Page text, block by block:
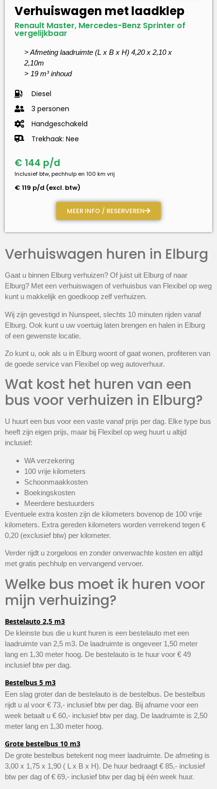
Verhuiswagen met laadklep
Renault Master, Mercedes-Benz Sprinter of
vergelijkbaar
> Afmeting laadruimte (L x B x H) 4,20 x 2,10 x
2,10m
> 19 m³ inhoud
Diesel
3 personen
Handgeschakeld
Trekhaak: Nee
€ 144 p/d
Inclusief btw, pechhulp en 100 km vrij
€ 119 p/d (excl. btw)
MEER INFO / RESERVEREN
Verhuiswagen huren in Elburg
Gaat u binnen Elburg verhuizen? Of juist uit Elburg of naar
Elburg? Met een verhuiswagen of verhuisbus van Flexibel op weg
kunt u makkelijk en goedkoop zelf verhuizen.
Wij zijn gevestigd in Nunspeet, slechts 10 minuten rijden vanaf
Elburg. Ook kunt u uw voertuig laten brengen en halen in Elburg
of een gewenste locatie.
Zo kunt u, ook als u in Elburg woont of gaat wonen, profiteren van
de goede service van Flexibel op weg autoverhuur.
Wat kost het huren van een
bus voor verhuizen in Elburg?
U huurt een bus voor een vaste vanaf prijs per dag. Elke type bus
heeft zijn eigen prijs, maar bij Flexibel op weg huurt u altijd
inclusief:
WA verzekering
100 vrije kilometers
Schoonmaakkosten
Boekingskosten
Meerdere bestuurders
Eventuele extra kosten zijn de kilometers bovenop de 100 vrije
kilometers. Extra gereden kilometers worden verrekend tegen €
0,20 (exclusief btw) per kilometer.
Verder rijdt u zorgeloos en zonder onverwachte kosten en altijd
met gratis pechhulp en vervangend vervoer.
Welke bus moet ik huren voor
mijn verhuizing?
Bestelauto 2,5 m3
De kleinste bus die u kunt huren is een bestelauto met een
laadruimte van 2,5 m3. De laadruimte is ongeveer 1,50 meter
lang en 1,30 meter hoog. De bestelauto is te huur voor € 49
inclusief btw per dag.
Bestelbus 5 m3
Een slag groter dan de bestelauto is de bestelbus. De bestelbus
rijdt u al voor € 73,- inclusief btw per dag. Bij afname voor een
week betaalt u € 60,- inclusief btw per dag. De laadruimte is 2,50
meter lang en 1,30 meter hoog.
Grote bestelbus 10 m3
De grote bestelbus betekent nog meer laadruimte. De afmeting is
3,00 x 1,75 x 1,90 ( L x B x H). De huur bedraagt € 85,- inclusief
btw per dag of € 69,- inclusief btw per dag bij één week huur.